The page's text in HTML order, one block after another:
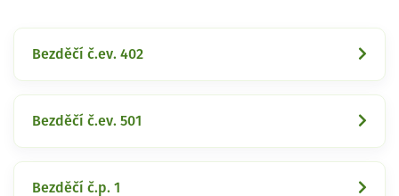
Bezděčí č.ev. 402
Bezděčí č.ev. 501
Bezděčí č.p. 1